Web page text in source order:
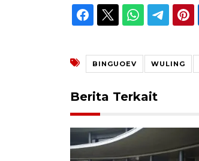
BINGUOEV WULING
Berita Terkait